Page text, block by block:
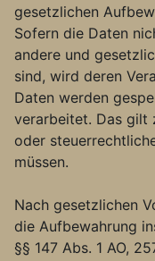
gesetzlichen
Sofern die Daten
andere und
sind, wird deren
Daten werden
verarbeitet. Das gilt
oder
müssen.
Nach gesetzlichen
die Aufbewahrung
§§ 147 Abs. 1 AO,